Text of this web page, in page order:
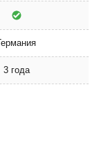
3 года